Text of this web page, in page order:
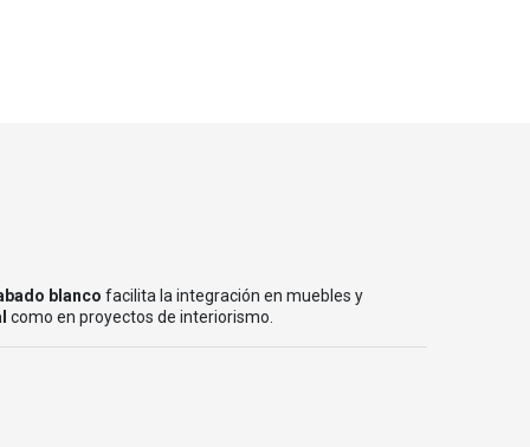
blanco facilita la integración en muebles y
como en proyectos de interiorismo.